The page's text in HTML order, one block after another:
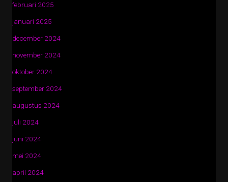
februari 2025
januari 2025
december 2024
november 2024
oktober 2024
september 2024
augustus 2024
juli 2024
juni 2024
mei 2024
april 2024